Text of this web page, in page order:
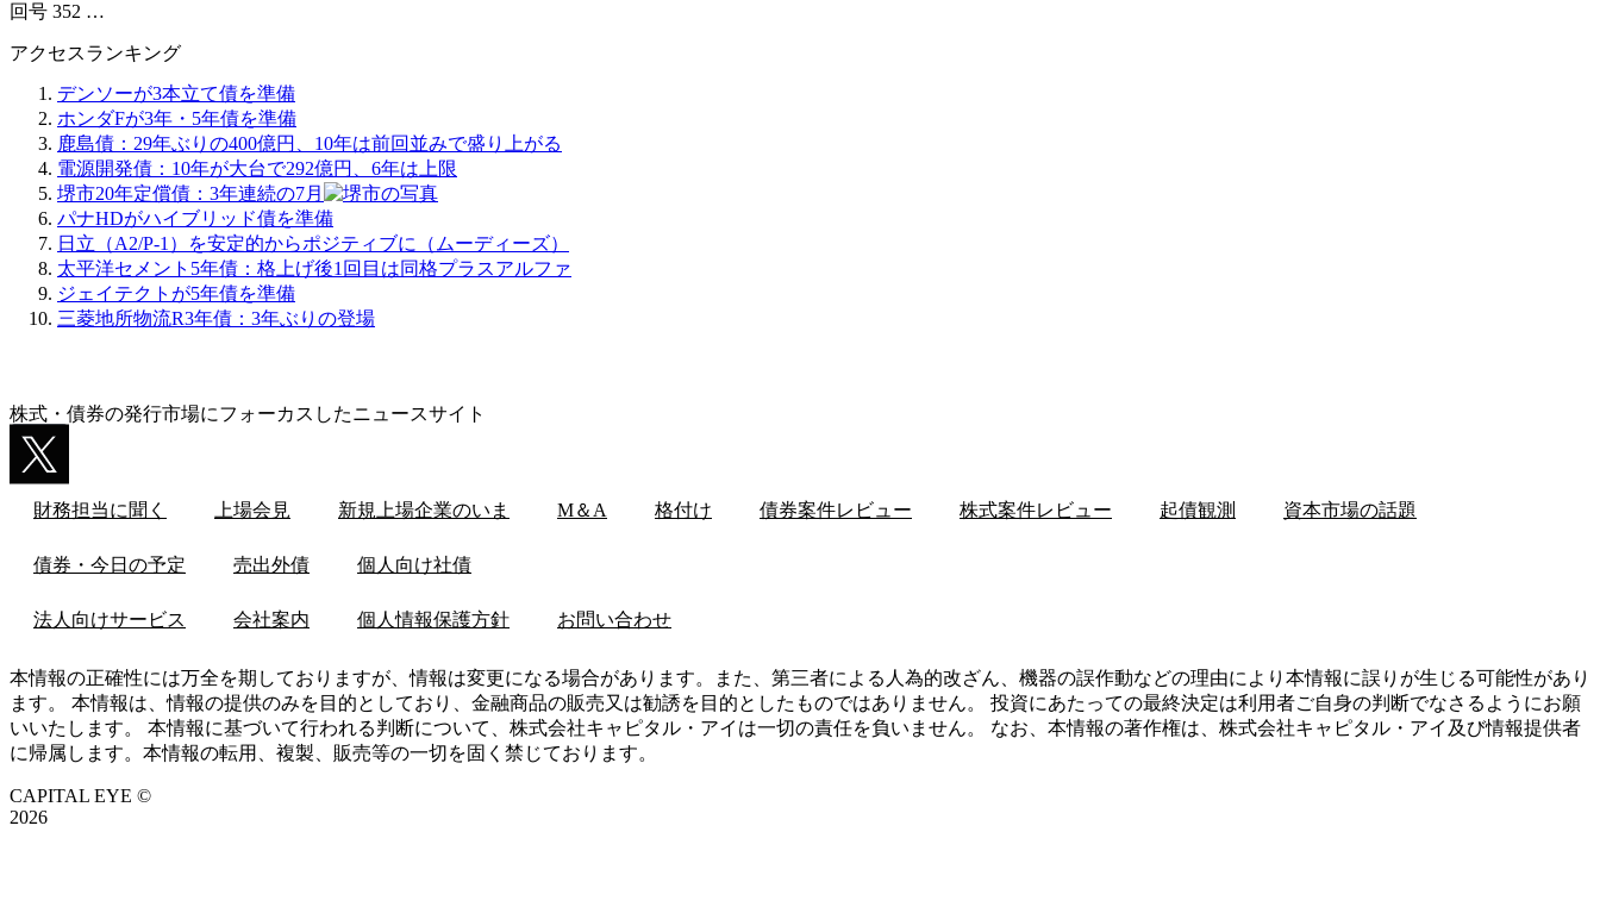
回号 352 …
アクセスランキング
デンソーが3本立て債を準備
ホンダFが3年・5年債を準備
鹿島債：29年ぶりの400億円、10年は前回並みで盛り上がる
電源開発債：10年が大台で292億円、6年は上限
堺市20年定償債：3年連続の7月
パナHDがハイブリッド債を準備
日立（A2/P-1）を安定的からポジティブに（ムーディーズ）
太平洋セメント5年債：格上げ後1回目は同格プラスアルファ
ジェイテクトが5年債を準備
三菱地所物流R3年債：3年ぶりの登場
株式・債券の発行市場にフォーカスしたニュースサイト
財務担当に聞く 上場会見 新規上場企業のいま M＆A 格付け 債券案件レビュー 株式案件レビュー 起債観測 資本市場の話題
債券・今日の予定 売出外債 個人向け社債
法人向けサービス 会社案内 個人情報保護方針 お問い合わせ
本情報の正確性には万全を期しておりますが、情報は変更になる場合があります。また、第三者による人為的改ざん、機器の誤作動などの理由により本情報に誤りが生じる可能性があり
ます。 本情報は、情報の提供のみを目的としており、金融商品の販売又は勧誘を目的としたものではありません。 投資にあたっての最終決定は利用者ご自身の判断でなさるようにお願
いいたします。 本情報に基づいて行われる判断について、株式会社キャピタル・アイは一切の責任を負いません。 なお、本情報の著作権は、株式会社キャピタル・アイ及び情報提供者
に帰属します。本情報の転用、複製、販売等の一切を固く禁じております。
CAPITAL EYE ©
2026